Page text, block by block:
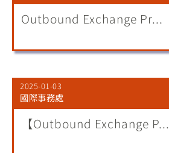
Outbound Exchange Pr...
2025-01-03
國際事務處
【Outbound Exchange P...